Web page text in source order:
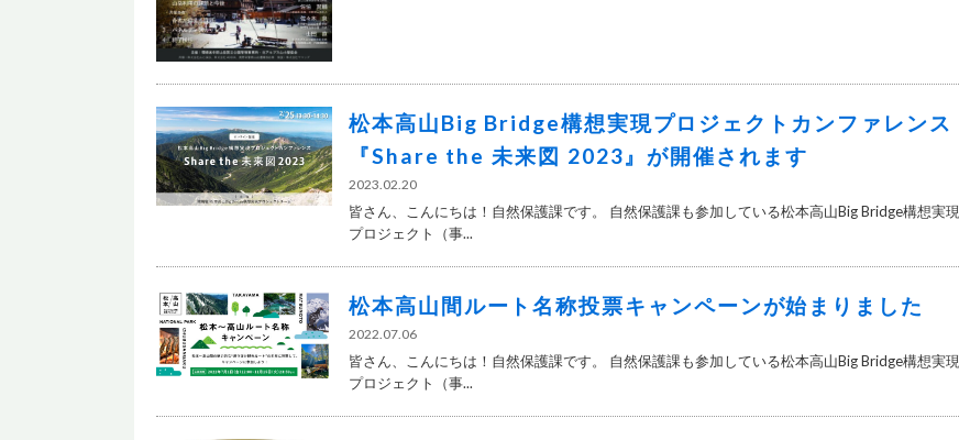
松本高山Big Bridge構想実現プロジェクトカンファレンス
『Share the 未来図 2023』が開催されます
2023.02.20
皆さん、こんにちは！自然保護課です。 自然保護課も参加している松本高山Big Bridge構想実現
プロジェクト（事...
松本高山間ルート名称投票キャンペーンが始まりました
2022.07.06
皆さん、こんにちは！自然保護課です。 自然保護課も参加している松本高山Big Bridge構想実現
プロジェクト（事...